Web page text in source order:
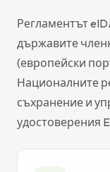
Регламентът
държавите
(европейски
Националните
съхранение и
удостоверения